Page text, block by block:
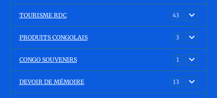
TOURISME RDC 43
PRODUITS CONGOLAIS 3
CONGO SOUVENIRS 1
DEVOIR DE MÉMOIRE 13